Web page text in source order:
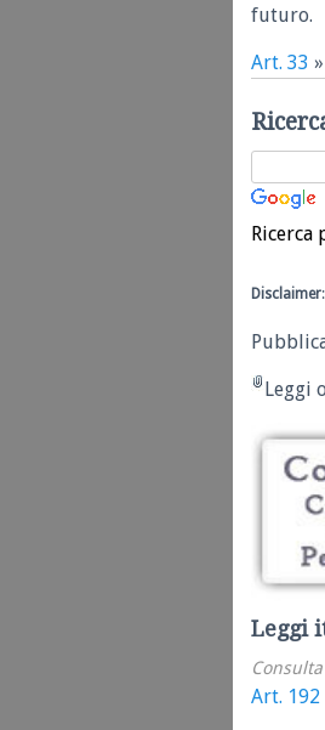
futuro.
Art. 33 »
Ricerca
Disclaimer
Leggi
Leggi
Art. 192